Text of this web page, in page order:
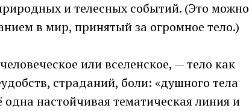
и телесных событий. (Это можно
в мир, принятый за огромное тело.)
или вселенское, — тело как
страданий, боли: «душного тела
настойчивая тематическая линия и